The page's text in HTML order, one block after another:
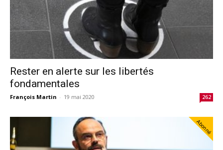
Rester en alerte sur les libertés
fondamentales
François Martin - 19 mai 2020 262
Abonné